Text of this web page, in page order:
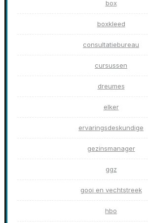
box
boxkleed
consultatiebureau
cursussen
dreumes
elker
ervaringsdeskundige
gezinsmanager
ggz
gooi en vechtstreek
hbo